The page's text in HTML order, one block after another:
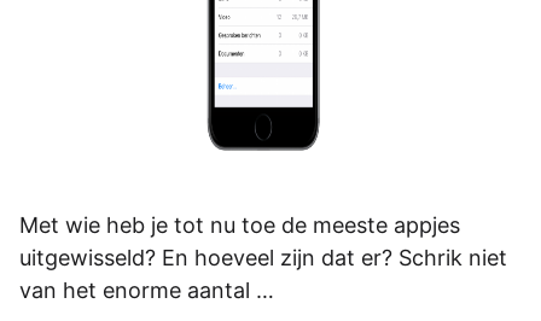
Met wie heb je tot nu toe de meeste appjes
uitgewisseld? En hoeveel zijn dat er? Schrik niet
van het enorme aantal …